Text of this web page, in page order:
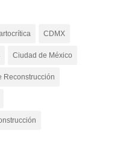
CDMX
Ciudad de México
Reconstrucción